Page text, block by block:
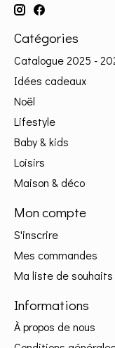
Catégories
Catalogue 2025 -
Idées cadeaux
Noël
Lifestyle
Baby & kids
Loisirs
Maison & déco
Mon compte
S'inscrire
Mes commandes
Ma liste de souhaits
Informations
À propos de nous